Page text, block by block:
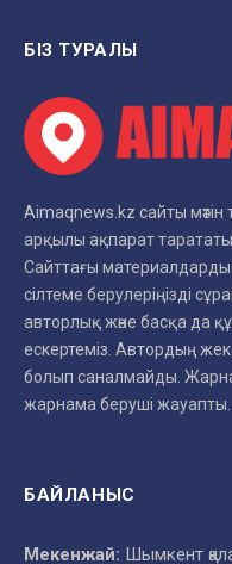
БІЗ ТУРАЛЫ
Aimaqnews.kz сайты мәтін
арқылы ақпарат
Сайттағы материалдарды
сілтеме берулеріңізді
авторлық және басқа да
ескертеміз. Автордың
болып саналмайды.
жарнама беруші жауапты.
БАЙЛАНЫС
Мекенжай: Шымкент